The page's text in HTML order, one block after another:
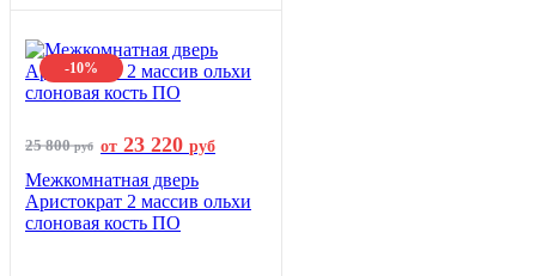
-10%
25 800руб от 23 220 руб
Межкомнатная дверь
Аристократ 2 массив ольхи
слоновая кость ПО